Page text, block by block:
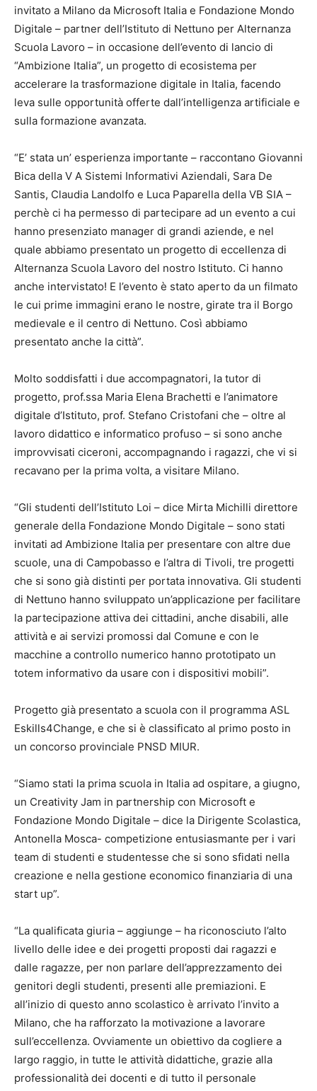
invitato a Milano da Microsoft Italia e Fondazione Mondo
Digitale – partner dell’Istituto di Nettuno per Alternanza
Scuola Lavoro – in occasione dell’evento di lancio di
“Ambizione Italia”, un progetto di ecosistema per
accelerare la trasformazione digitale in Italia, facendo
leva sulle opportunità offerte dall’intelligenza artificiale e
sulla formazione avanzata.
“E’ stata un’ esperienza importante – raccontano Giovanni
Bica della V A Sistemi Informativi Aziendali, Sara De
Santis, Claudia Landolfo e Luca Paparella della VB SIA –
perchè ci ha permesso di partecipare ad un evento a cui
hanno presenziato manager di grandi aziende, e nel
quale abbiamo presentato un progetto di eccellenza di
Alternanza Scuola Lavoro del nostro Istituto. Ci hanno
anche intervistato! E l’evento è stato aperto da un filmato
le cui prime immagini erano le nostre, girate tra il Borgo
medievale e il centro di Nettuno. Così abbiamo
presentato anche la città”.
Molto soddisfatti i due accompagnatori, la tutor di
progetto, prof.ssa Maria Elena Brachetti e l’animatore
digitale d’Istituto, prof. Stefano Cristofani che – oltre al
lavoro didattico e informatico profuso – si sono anche
improvvisati ciceroni, accompagnando i ragazzi, che vi si
recavano per la prima volta, a visitare Milano.
“Gli studenti dell’Istituto Loi – dice Mirta Michilli direttore
generale della Fondazione Mondo Digitale – sono stati
invitati ad Ambizione Italia per presentare con altre due
scuole, una di Campobasso e l’altra di Tivoli, tre progetti
che si sono già distinti per portata innovativa. Gli studenti
di Nettuno hanno sviluppato un’applicazione per facilitare
la partecipazione attiva dei cittadini, anche disabili, alle
attività e ai servizi promossi dal Comune e con le
macchine a controllo numerico hanno prototipato un
totem informativo da usare con i dispositivi mobili”.
Progetto già presentato a scuola con il programma ASL
Eskills4Change, e che si è classificato al primo posto in
un concorso provinciale PNSD MIUR.
“Siamo stati la prima scuola in Italia ad ospitare, a giugno,
un Creativity Jam in partnership con Microsoft e
Fondazione Mondo Digitale – dice la Dirigente Scolastica,
Antonella Mosca- competizione entusiasmante per i vari
team di studenti e studentesse che si sono sfidati nella
creazione e nella gestione economico finanziaria di una
start up”.
“La qualificata giuria – aggiunge – ha riconosciuto l’alto
livello delle idee e dei progetti proposti dai ragazzi e
dalle ragazze, per non parlare dell’apprezzamento dei
genitori degli studenti, presenti alle premiazioni. E
all’inizio di questo anno scolastico è arrivato l’invito a
Milano, che ha rafforzato la motivazione a lavorare
sull’eccellenza. Ovviamente un obiettivo da cogliere a
largo raggio, in tutte le attività didattiche, grazie alla
professionalità dei docenti e di tutto il personale